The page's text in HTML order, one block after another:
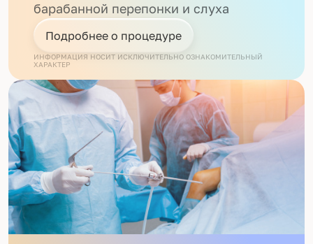
барабанной перепонки и слуха
Подробнее о процедуре
ИНФОРМАЦИЯ НОСИТ ИСКЛЮЧИТЕЛЬНО ОЗНАКОМИТЕЛЬНЫЙ
ХАРАКТЕР